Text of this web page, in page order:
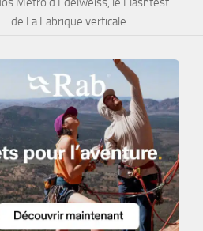
de La Fabrique verticale